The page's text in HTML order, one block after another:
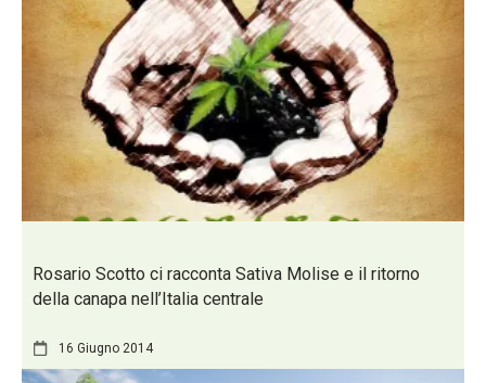
Rosario Scotto ci racconta Sativa Molise e il ritorno
della canapa nell’Italia centrale
16 Giugno 2014